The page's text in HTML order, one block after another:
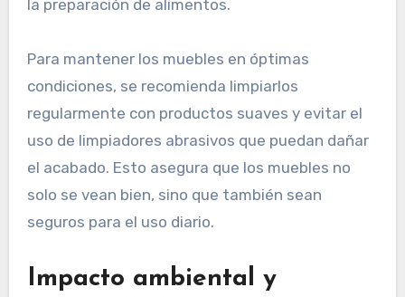
la preparación de alimentos.
Para mantener los muebles en óptimas
condiciones, se recomienda limpiarlos
regularmente con productos suaves y evitar el
uso de limpiadores abrasivos que puedan dañar
el acabado. Esto asegura que los muebles no
solo se vean bien, sino que también sean
seguros para el uso diario.
Impacto ambiental y